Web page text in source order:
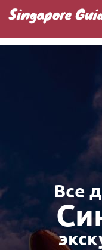
Singapore
Все